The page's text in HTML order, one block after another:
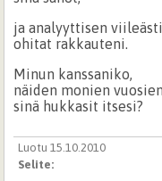
ja analyyttisen viileästi
ohitat rakkauteni.
Minun kanssaniko,
näiden monien
sinä hukkasit itsesi?
Luotu 15.10.2010
Selite: